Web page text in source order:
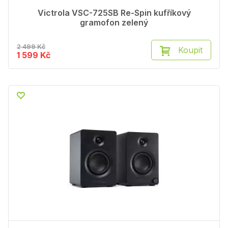
Victrola VSC-725SB Re-Spin kufříkový
gramofon zelený
2 499 Kč
1 599 Kč Koupit